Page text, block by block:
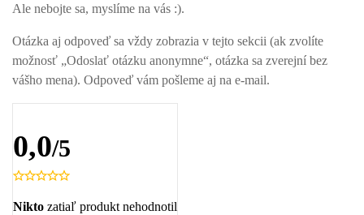
Ale nebojte sa, myslíme na vás :).
Otázka aj odpoveď sa vždy zobrazia v tejto sekcii (ak zvolíte
možnosť „Odoslať otázku anonymne“, otázka sa zverejní bez
vášho mena). Odpoveď vám pošleme aj na e-mail.
0,0/5
Nikto zatiaľ produkt nehodnotil